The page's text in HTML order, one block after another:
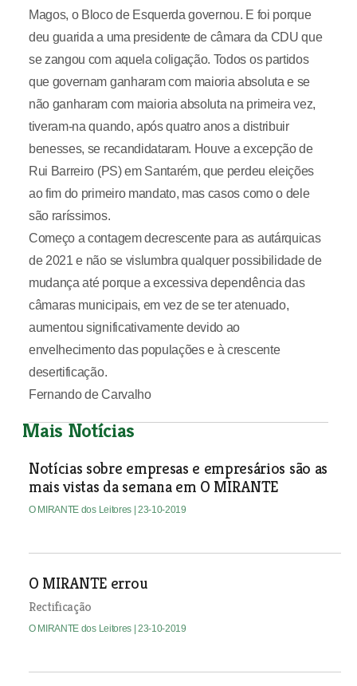
Magos, o Bloco de Esquerda governou. E foi porque
deu guarida a uma presidente de câmara da CDU que
se zangou com aquela coligação. Todos os partidos
que governam ganharam com maioria absoluta e se
não ganharam com maioria absoluta na primeira vez,
tiveram-na quando, após quatro anos a distribuir
benesses, se recandidataram. Houve a excepção de
Rui Barreiro (PS) em Santarém, que perdeu eleições
ao fim do primeiro mandato, mas casos como o dele
são raríssimos.
Começo a contagem decrescente para as autárquicas
de 2021 e não se vislumbra qualquer possibilidade de
mudança até porque a excessiva dependência das
câmaras municipais, em vez de se ter atenuado,
aumentou significativamente devido ao
envelhecimento das populações e à crescente
desertificação.
Fernando de Carvalho
Mais Notícias
Notícias sobre empresas e empresários são as
mais vistas da semana em O MIRANTE
O MIRANTE dos Leitores | 23-10-2019
O MIRANTE errou
Rectificação
O MIRANTE dos Leitores | 23-10-2019